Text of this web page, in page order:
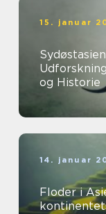
15. januar
og Historie
14. januar
Floder i